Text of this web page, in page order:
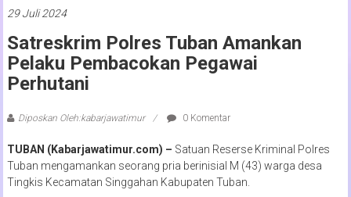
29 Juli 2024
Satreskrim Polres Tuban Amankan
Pelaku Pembacokan Pegawai
Perhutani
Diposkan Oleh:kabarjawatimur 0 Komentar
TUBAN (Kabarjawatimur.com) – Satuan Reserse Kriminal Polres
Tuban mengamankan seorang pria berinisial M (43) warga desa
Tingkis Kecamatan Singgahan Kabupaten Tuban.